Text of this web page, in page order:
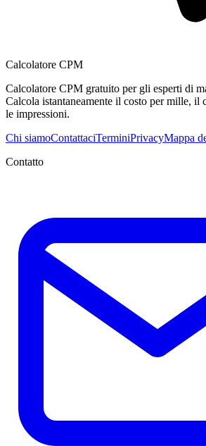
Calcolatore CPM
Calcolatore CPM gratuito per gli esperti di
Calcola istantaneamente il costo per mille, il
le impressioni.
Chi siamoContattaciTerminiPrivacyMappa
Contatto